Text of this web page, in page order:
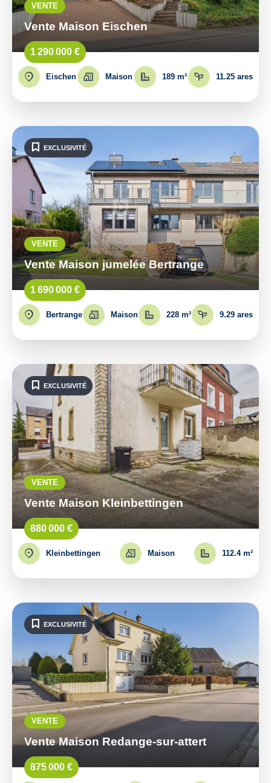
VENTE
Vente Maison Eischen
1 290 000 €
Eischen Maison 189 m² 11.25 ares
VENTE
Vente Maison jumelée Bertrange
1 690 000 €
Bertrange Maison 228 m² 9.29 ares
EXCLUSIVITÉ
VENTE
Vente Maison Kleinbettingen
880 000 €
Kleinbettingen Maison 112.4 m²
EXCLUSIVITÉ
VENTE
Vente Maison Redange-sur-attert
875 000 €
EXCLUSIVITÉ